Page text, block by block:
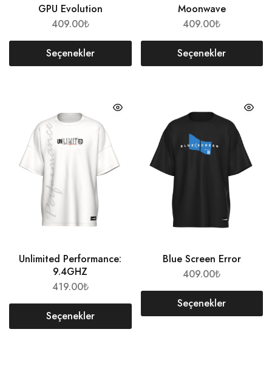
GPU Evolution
409.00₺
Seçenekler
Moonwave
409.00₺
Seçenekler
Unlimited Performance:
9.4GHZ
419.00₺
Seçenekler
Blue Screen Error
409.00₺
Seçenekler